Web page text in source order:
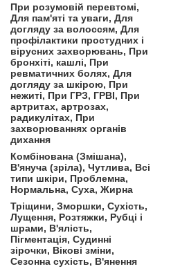
При розумовій перевтомі,
Для пам'яті та уваги, Для
догляду за волоссям, Для
профілактики простудних і
вірусних захворювань, При
бронхіті, кашлі, При
ревматичних болях, Для
догляду за шкірою, При
нежиті, При ГРЗ, ГРВІ, При
артритах, артрозах,
радикулітах, При
захворюваннях органів
дихання
Комбінована (Змішана),
В'януча (зріла), Чутлива, Всі
типи шкіри, Проблемна,
Нормальна, Суха, Жирна
Тріщини, Зморшки, Сухість,
Лущення, Розтяжки, Рубці і
шрами, В'ялість,
Пігментація, Судинні
зірочки, Вікові зміни,
Сезонна сухість, В'янення